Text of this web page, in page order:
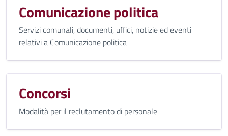
Comunicazione politica
Servizi comunali, documenti, uffici, notizie ed eventi
relativi a Comunicazione politica
Concorsi
Modalità per il reclutamento di personale